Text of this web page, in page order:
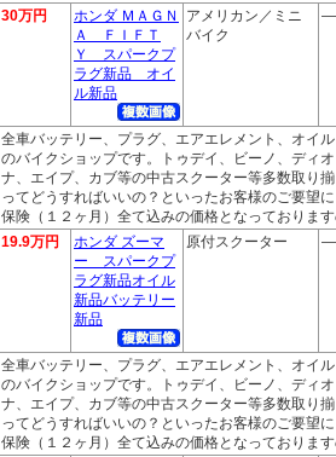
30万円
ホンダ ＭＡＧＮ
Ａ ＦＩＦＴ
Ｙ スパークプ
ラグ新品 オイ
ル新品
アメリカン／ミニ
バイク
―
全車バッテリー、プラグ、エアエレメント、オイ
のバイクショップです。トゥデイ、ビーノ、ディ
ナ、エイプ、カブ等の中古スクーター等多数取り
ってどうすればいいの？といったお客様のご要望
保険（１２ヶ月）全て込みの価格となっておりま
19.9万円
ホンダ ズーマ
ー スパークプ
ラグ新品オイル
新品バッテリー
新品
原付スクーター ―
全車バッテリー、プラグ、エアエレメント、オイ
のバイクショップです。トゥデイ、ビーノ、ディ
ナ、エイプ、カブ等の中古スクーター等多数取り
ってどうすればいいの？といったお客様のご要望
保険（１２ヶ月）全て込みの価格となっておりま